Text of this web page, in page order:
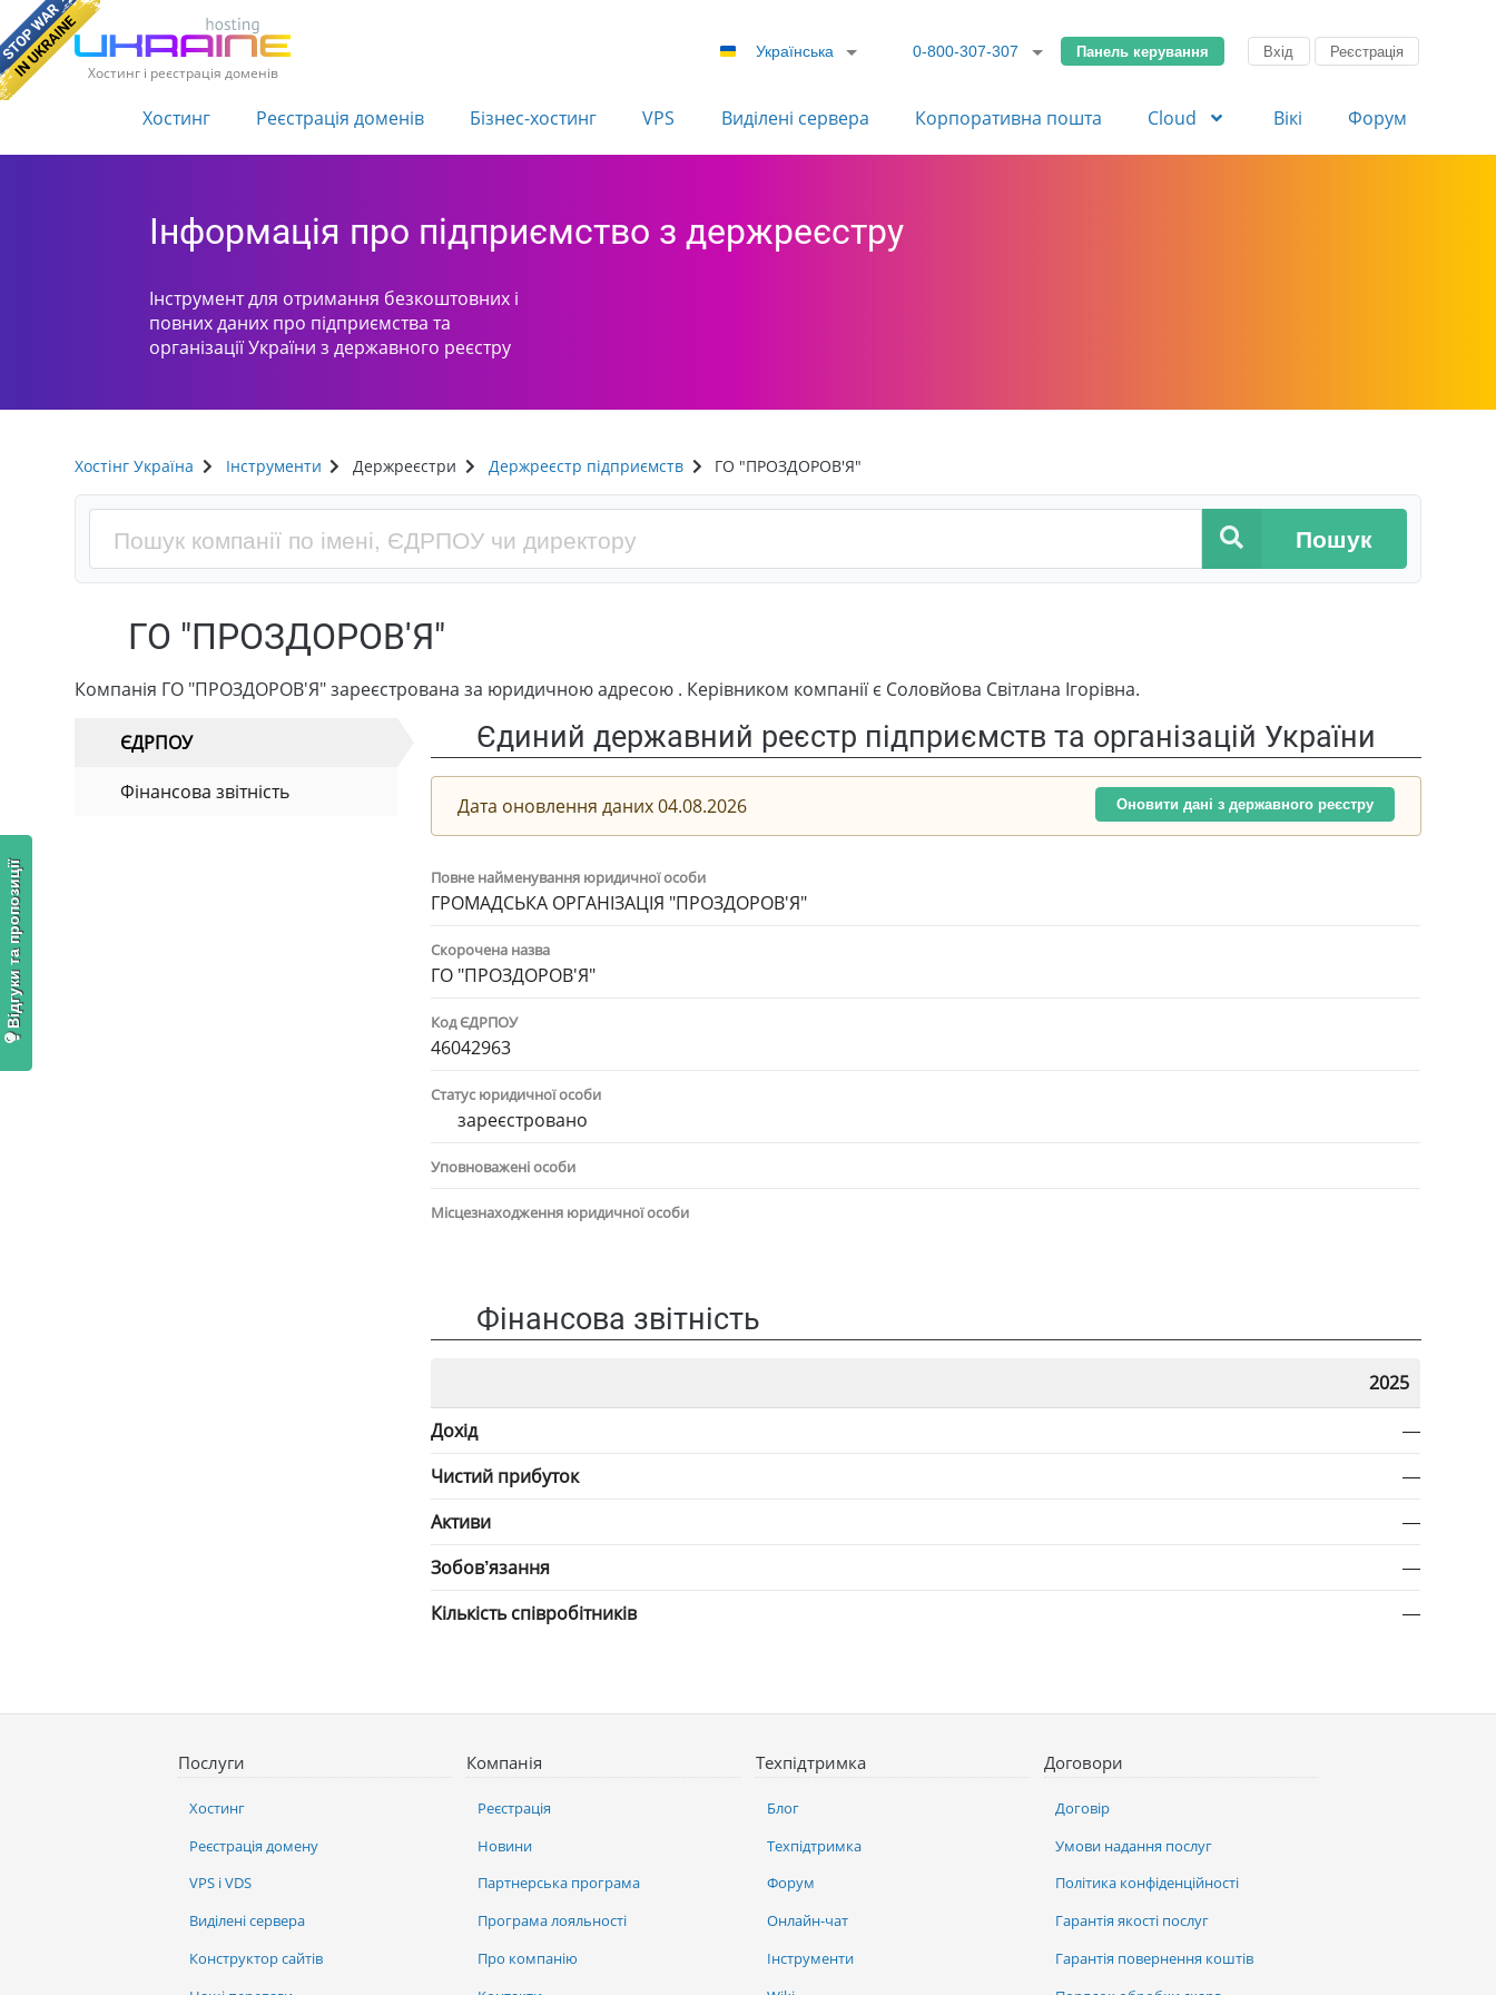
Хостинг і реєстрація доменів
Українська 0-800-307-307 Панель керування Вхід Реєстрація
Хостинг Реєстрація доменів Бізнес-хостинг VPS Виділені сервера Корпоративна пошта Cloud Вікі Форум
Інформація про підприємство з держреєстру
Інструмент для отримання безкоштовних і
повних даних про підприємства та
організації України з державного реєстру
Хостінг Україна Інструменти Держреєстри Держреєстр підприємств ГО "ПРОЗДОРОВ'Я"
Пошук
ГО "ПРОЗДОРОВ'Я"
Компанія ГО "ПРОЗДОРОВ'Я" зареєстрована за юридичною адресою . Керівником компанії є Соловйова Світлана Ігорівна.
ЄДРПОУ
Фінансова звітність
Єдиний державний реєстр підприємств та організацій України
Дата оновлення даних 04.08.2026 Оновити дані з державного реєстру
Повне найменування юридичної особи
ГРОМАДСЬКА ОРГАНІЗАЦІЯ "ПРОЗДОРОВ'Я"
Скорочена назва
ГО "ПРОЗДОРОВ'Я"
Код ЄДРПОУ
46042963
Статус юридичної особи
зареєстровано
Уповноважені особи
Місцезнаходження юридичної особи
Фінансова звітність
2025
Дохід
—
Чистий прибуток
—
Активи
—
Зобов’язання
—
Кількість співробітників
—
Послуги
Хостинг
Реєстрація домену
VPS і VDS
Виділені сервера
Конструктор сайтів
Компанія
Реєстрація
Новини
Партнерська програма
Програма лояльності
Про компанію
Техпідтримка
Блог
Техпідтримка
Форум
Онлайн-чат
Інструменти
Договори
Договір
Умови надання послуг
Політика конфіденційності
Гарантія якості послуг
Гарантія повернення коштів
Відгуки та пропозиції